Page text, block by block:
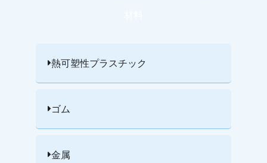
熱可塑性プラスチック
ゴム
金属